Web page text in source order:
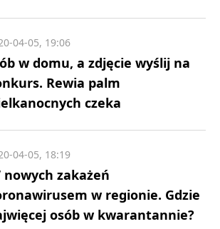
w domu, a zdjęcie wyślij na
Rewia palm
czeka
04-05, 19:06
nowych zakażeń
w regionie. Gdzie
osób w kwarantannie?
04-05, 18:19